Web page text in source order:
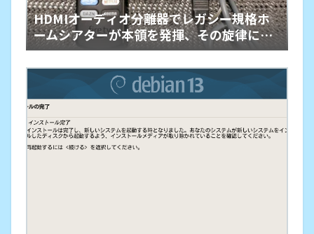
HDMIオーディオ分離器でレガシー規格ホ
ームシアターが本領を発揮、その旋律に戦
慄